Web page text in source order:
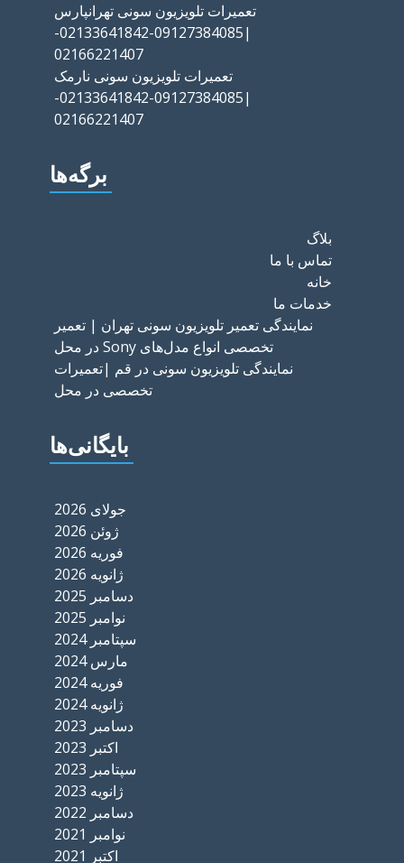
تعمیرات تلویزیون سونی تهرانپارس
|09127384085-02133641842-
02166221407
تعمیرات تلویزیون سونی نارمک
|09127384085-02133641842-
02166221407
برگه‌ها
بلاگ
تماس با ما
خانه
خدمات ما
نمایندگی تعمیر تلویزیون سونی تهران | تعمیر
تخصصی انواع مدل‌های Sony در محل
نمایندگی تلویزیون سونی در قم |تعمیرات
تخصصی در محل
بایگانی‌ها
جولای 2026
ژوئن 2026
فوریه 2026
ژانویه 2026
دسامبر 2025
نوامبر 2025
سپتامبر 2024
مارس 2024
فوریه 2024
ژانویه 2024
دسامبر 2023
اکتبر 2023
سپتامبر 2023
ژانویه 2023
دسامبر 2022
نوامبر 2021
اکتبر 2021